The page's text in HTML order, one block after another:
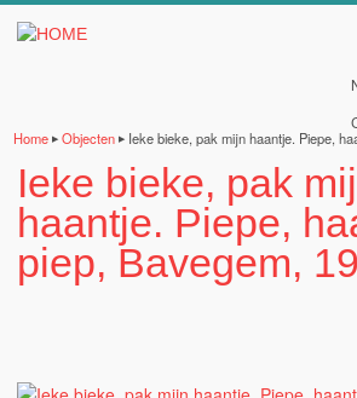
Overslaan en naar de algemene inhoud gaan
Erfgoedbank Land
U bent hier
Home ▶ Objecten ▶ Ieke bieke, pak mijn haantje. Piepe,
Ieke bieke, pak
haantje. Piepe,
piep, Bavegem,